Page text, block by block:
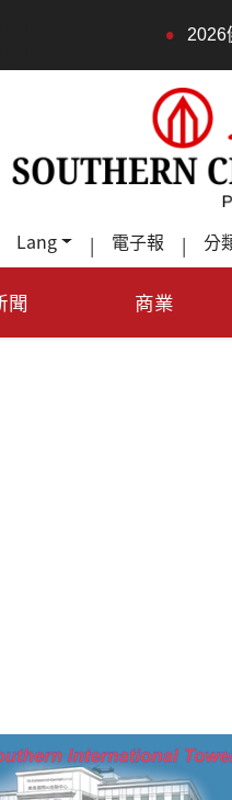
2026健康新趨勢：身
Lang | 電子報 | 分
聞 商業